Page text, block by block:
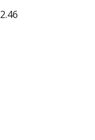
2.46